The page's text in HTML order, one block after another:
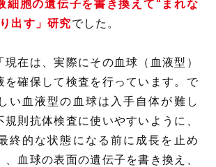
細胞の遺伝子を書き換えて“まれな
出す」研究でした。
在は、実際にその血球（血液型）
を確保して検査を行っています。で
い血液型の血球は入手自体が難し
則抗体検査に使いやすいように、
終的な状態になる前に成長を止め
、血球の表面の遺伝子を書き換え、